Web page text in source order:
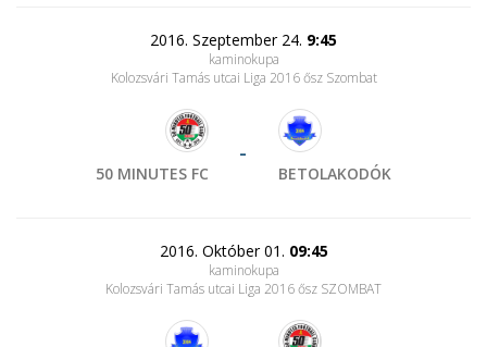
2016. Szeptember 24. 9:45
kaminokupa
Kolozsvári Tamás utcai Liga 2016 ősz Szombat
50 MINUTES FC
-
BETOLAKODÓK
2016. Október 01. 09:45
kaminokupa
Kolozsvári Tamás utcai Liga 2016 ősz SZOMBAT